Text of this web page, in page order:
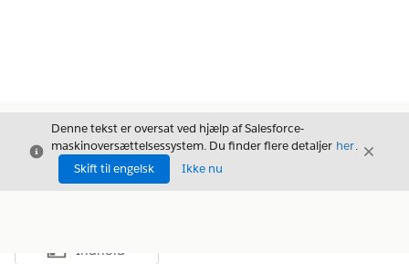
Luk
Denne tekst er oversat ved hjælp af Salesforce-
maskinoversættelsessystem. Du finder flere detaljer her.
Skift til engelsk
Ikke nu
Luk
Vis indholdsfortegnelse
Indhold